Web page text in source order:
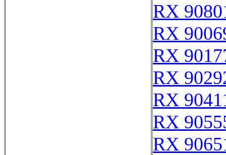
RX
RX
RX
RX
RX
RX
RX